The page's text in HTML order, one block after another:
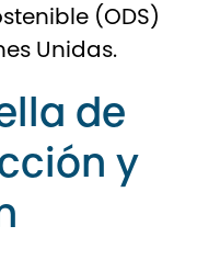
(ODS)
Unidas.
de
y